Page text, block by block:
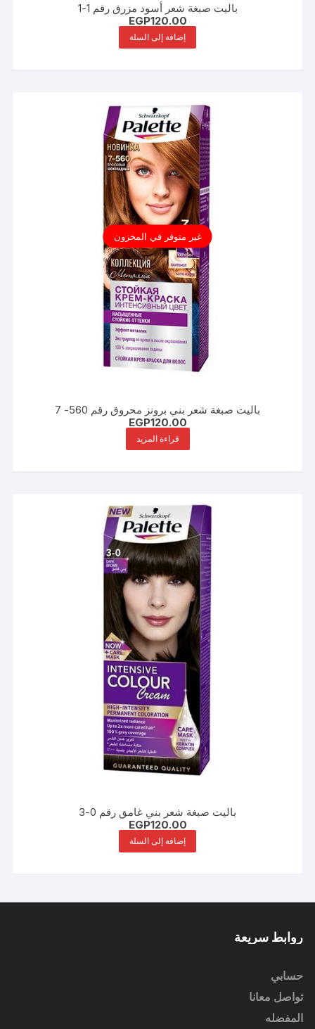
باليت صبغة شعر أسود مزرق رقم 1-1
EGP120.00
إضافة إلى السلة
غير متوفر في المخزون
باليت صبغة شعر بني برونز محروق رقم 560- 7
EGP120.00
قراءة المزيد
باليت صبغة شعر بني غامق رقم 0-3
EGP120.00
إضافة إلى السلة
روابط سريعة
حسابي
تواصل معانا
المفضله